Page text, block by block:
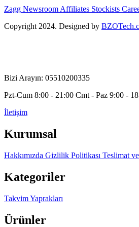
Zagg Newsroom Affiliates Stockists
Copyright 2024. Designed by
Bizi Arayın: 05510200335
Pzt-Cum 8:00 - 21:00 Cmt - Paz 9:00 -
İletişim
Kurumsal
Hakkımızda Gizlilik Politikası Teslimat
Kategoriler
Takvim Yaprakları
Ürünler